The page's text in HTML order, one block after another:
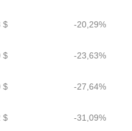
$ -20,29%
$ -23,63%
$ -27,64%
$ -31,09%